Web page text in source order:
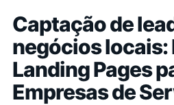
Captação de
negócios locais:
Landing Pages
Empresas de